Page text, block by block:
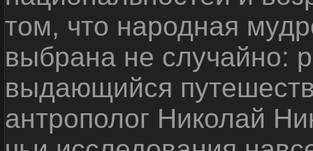
том, что народная
выбрана не случайно:
выдающийся
антрополог Николай